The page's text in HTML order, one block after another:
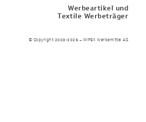
Werbeartikel und
Textile Werbeträger
© Copyright 2003-2026 – WIPEX Werbemittel AG